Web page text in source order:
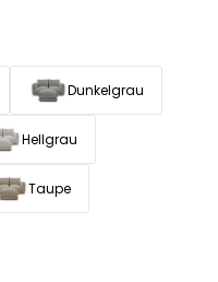
Dunkelgrau
Hellgrau
Taupe